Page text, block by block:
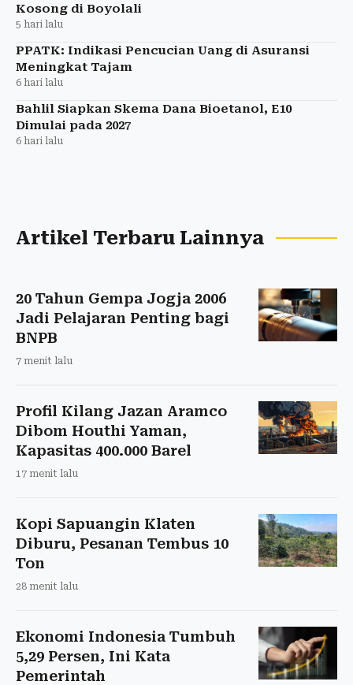
Kosong di Boyolali
5 hari lalu
PPATK: Indikasi Pencucian Uang di Asuransi
Meningkat Tajam
6 hari lalu
Bahlil Siapkan Skema Dana Bioetanol, E10
Dimulai pada 2027
6 hari lalu
Artikel Terbaru Lainnya
20 Tahun Gempa Jogja 2006
Jadi Pelajaran Penting bagi
BNPB
7 menit lalu
Profil Kilang Jazan Aramco
Dibom Houthi Yaman,
Kapasitas 400.000 Barel
17 menit lalu
Kopi Sapuangin Klaten
Diburu, Pesanan Tembus 10
Ton
28 menit lalu
Ekonomi Indonesia Tumbuh
5,29 Persen, Ini Kata
Pemerintah